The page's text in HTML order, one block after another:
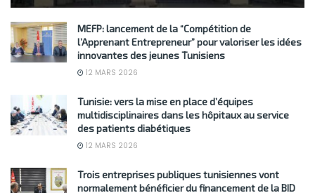
MEFP: lancement de la “Compétition de
l’Apprenant Entrepreneur” pour valoriser les idées
innovantes des jeunes Tunisiens
12 MARS 2026
Tunisie: vers la mise en place d’équipes
multidisciplinaires dans les hôpitaux au service
des patients diabétiques
12 MARS 2026
Trois entreprises publiques tunisiennes vont
normalement bénéficier du financement de la BID